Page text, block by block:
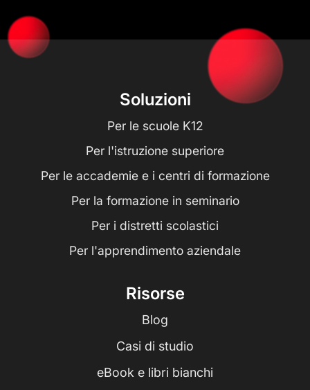
Soluzioni
Per le scuole K12
Per l'istruzione superiore
Per le accademie e i centri di formazione
Per la formazione in seminario
Per i distretti scolastici
Per l'apprendimento aziendale
Risorse
Blog
Casi di studio
eBook e libri bianchi